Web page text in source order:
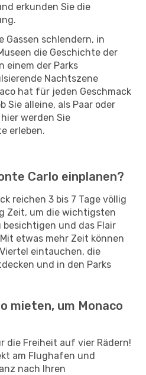
erkunden Sie die
Gassen schlendern, in
die Geschichte der
einem der Parks
Nachtszene
hat für jeden Geschmack
Sie alleine, als Paar oder
werden Sie
erleben.
Carlo einplanen?
reichen 3 bis 7 Tage völlig
Zeit, um die wichtigsten
und das Flair
etwas mehr Zeit können
eintauchen, die
und in den Parks
mieten, um Monaco
die Freiheit auf vier Rädern!
am Flughafen und
nach Ihren